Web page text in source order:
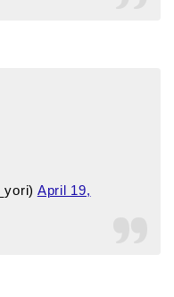
April 19,